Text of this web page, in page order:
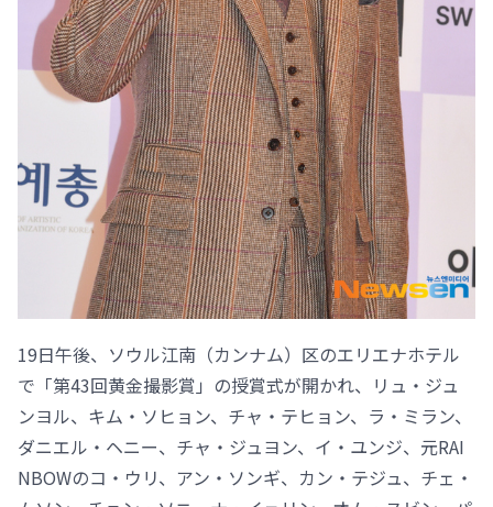
19日午後、ソウル江南（カンナム）区のエリエナホテル
で「第43回黄金撮影賞」の授賞式が開かれ、リュ・ジュ
ンヨル、キム・ソヒョン、チャ・テヒョン、ラ・ミラン、
ダニエル・ヘニー、チャ・ジュヨン、イ・ユンジ、元RAI
NBOWのコ・ウリ、アン・ソンギ、カン・テジュ、チェ・